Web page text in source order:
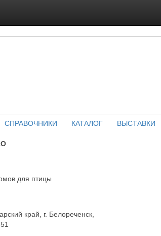
СПРАВОЧНИКИ КАТАЛОГ ВЫСТАВКИ
для птицы
край, г. Белореченск,